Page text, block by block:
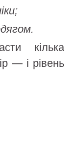
кілька
— і рівень